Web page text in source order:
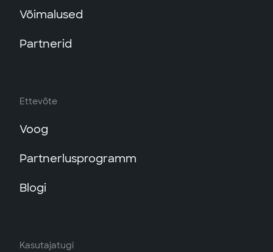
Võimalused
Partnerid
Ettevõte
Voog
Partnerlusprogramm
Blogi
Kasutajatugi